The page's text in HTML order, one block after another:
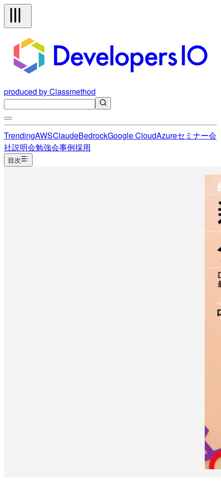
produced by Classmethod
TrendingAWSClaudeBedrockGoogle CloudAzureセミナー会
社説明会勉強会事例採用
目次